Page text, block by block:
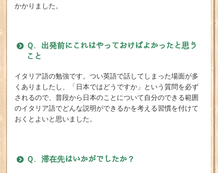
かかりました。
Ｑ. 出発前にこれはやっておけばよかったと思う
こと
イタリア語の勉強です。つい英語で話してしまった場面が多
くありましたし、「日本ではどうですか」という質問を必ず
されるので、普段から日本のことについて自分のできる範囲
のイタリア語でどんな説明ができるかを考える習慣を付けて
おくとよいと思いました。
Ｑ. 滞在先はいかがでしたか？